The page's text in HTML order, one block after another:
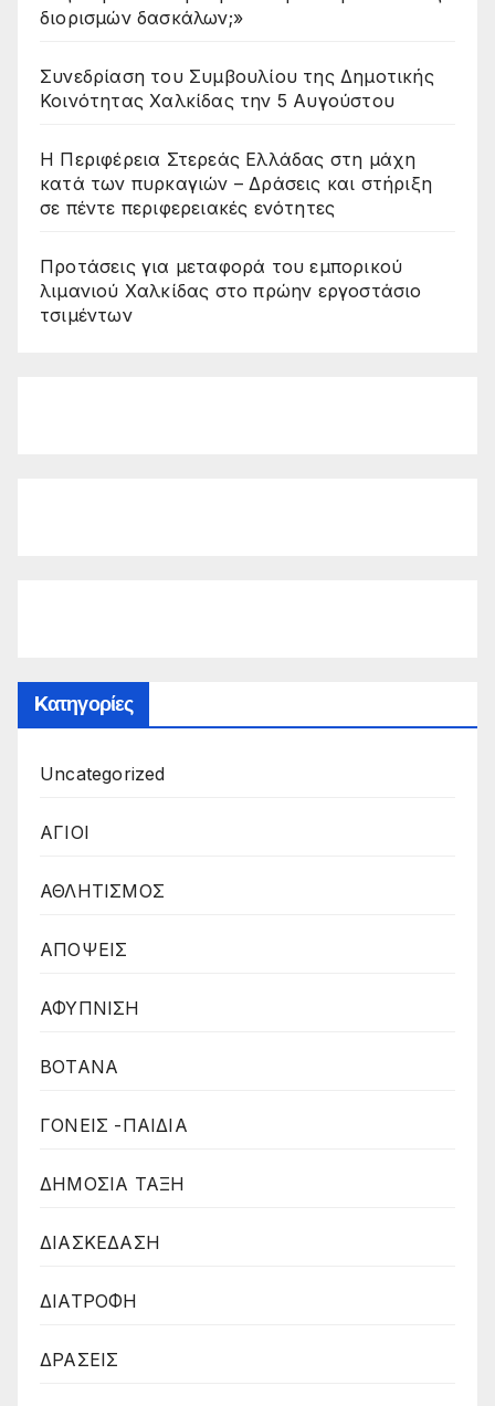
διορισμών δασκάλων;»
Συνεδρίαση του Συμβουλίου της Δημοτικής
Κοινότητας Χαλκίδας την 5 Αυγούστου
Η Περιφέρεια Στερεάς Ελλάδας στη μάχη
κατά των πυρκαγιών – Δράσεις και στήριξη
σε πέντε περιφερειακές ενότητες
Προτάσεις για μεταφορά του εμπορικού
λιμανιού Χαλκίδας στο πρώην εργοστάσιο
τσιμέντων
Kατηγορίες
Uncategorized
ΑΓΙΟΙ
ΑΘΛΗΤΙΣΜΟΣ
ΑΠΟΨΕΙΣ
ΑΦΥΠΝΙΣΗ
ΒΟΤΑΝΑ
ΓΟΝΕΙΣ -ΠΑΙΔΙΑ
ΔΗΜΟΣΙΑ ΤΑΞΗ
ΔΙΑΣΚΕΔΑΣΗ
ΔΙΑΤΡΟΦΗ
ΔΡΑΣΕΙΣ